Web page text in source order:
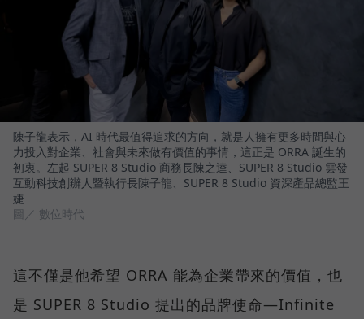
陳子龍表示，AI 時代最值得追求的方向，就是人擁有更多時間與心
力投入對企業、社會與未來做有價值的事情，這正是 ORRA 誕生的
初衷。左起 SUPER 8 Studio 商務長陳之逵、SUPER 8 Studio 雲發
互動科技創辦人暨執行長陳子龍、SUPER 8 Studio 資深產品總監王
婕
圖／ 數位時代
這不僅是他希望 ORRA 能為企業帶來的價值，也
是 SUPER 8 Studio 提出的品牌使命—Infinite